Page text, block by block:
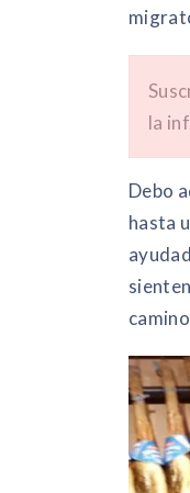
la
Debo
hasta